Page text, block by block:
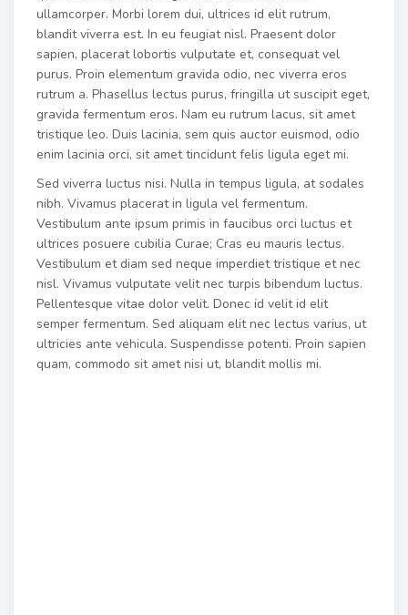
ullamcorper. Morbi lorem dui, ultrices id elit rutrum,
blandit viverra est. In eu feugiat nisl. Praesent dolor
sapien, placerat lobortis vulputate et, consequat vel
purus. Proin elementum gravida odio, nec viverra eros
rutrum a. Phasellus lectus purus, fringilla ut suscipit eget,
gravida fermentum eros. Nam eu rutrum lacus, sit amet
tristique leo. Duis lacinia, sem quis auctor euismod, odio
enim lacinia orci, sit amet tincidunt felis ligula eget mi.
Sed viverra luctus nisi. Nulla in tempus ligula, at sodales
nibh. Vivamus placerat in ligula vel fermentum.
Vestibulum ante ipsum primis in faucibus orci luctus et
ultrices posuere cubilia Curae; Cras eu mauris lectus.
Vestibulum et diam sed neque imperdiet tristique et nec
nisl. Vivamus vulputate velit nec turpis bibendum luctus.
Pellentesque vitae dolor velit. Donec id velit id elit
semper fermentum. Sed aliquam elit nec lectus varius, ut
ultricies ante vehicula. Suspendisse potenti. Proin sapien
quam, commodo sit amet nisi ut, blandit mollis mi.